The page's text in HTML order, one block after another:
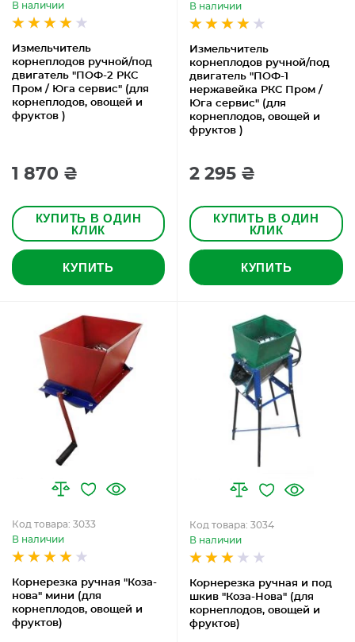
Измельчитель
корнеплодов ручной/под
двигатель "ПОФ-2 РКС
Пром / Юга сервис" (для
корнеплодов, овощей и
фруктов )
В наличии
1 870 ₴
КУПИТЬ В ОДИН
КЛИК
КУПИТЬ
Измельчитель
корнеплодов ручной/под
двигатель "ПОФ-1
нержавейка РКС Пром /
Юга сервис" (для
корнеплодов, овощей и
фруктов )
В наличии
2 295 ₴
КУПИТЬ В ОДИН
КЛИК
КУПИТЬ
Корнерезка ручная "Коза-
нова" мини (для
корнеплодов, овощей и
фруктов)
Код товара: 3033
В наличии
Корнерезка ручная и под
шкив "Коза-Нова" (для
корнеплодов, овощей и
фруктов)
Код товара: 3034
В наличии